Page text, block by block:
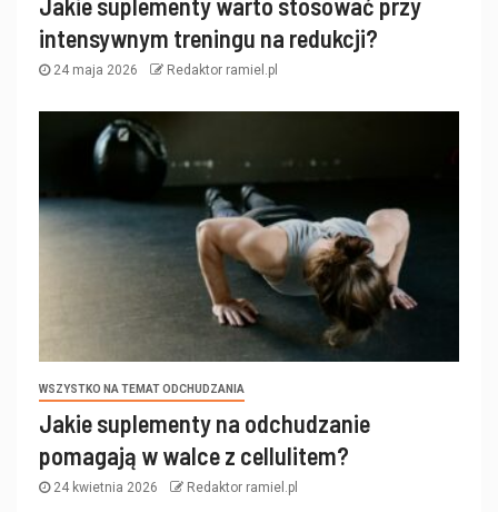
Jakie suplementy warto stosować przy
intensywnym treningu na redukcji?
24 maja 2026 Redaktor ramiel.pl
WSZYSTKO NA TEMAT ODCHUDZANIA
Jakie suplementy na odchudzanie
pomagają w walce z cellulitem?
24 kwietnia 2026 Redaktor ramiel.pl